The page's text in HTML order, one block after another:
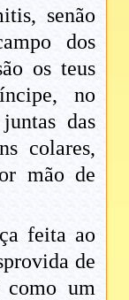
senão
dos
os teus
no
das
colares,
mão de
feita ao
de
um